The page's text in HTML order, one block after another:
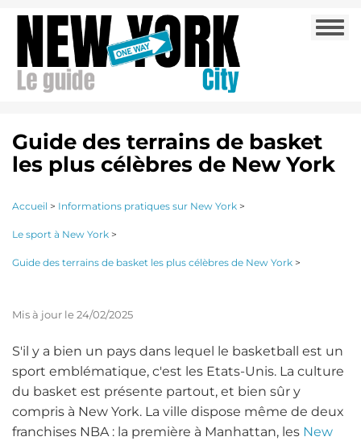
Aller
contenu
principal
Guide des terrains de basket
les plus célèbres de New York
Accueil > Informations pratiques sur New York >
Le sport à New York >
Guide des terrains de basket les plus célèbres de New York >
Mis à jour le 24/02/2025
S'il y a bien un pays dans lequel le basketball est un
sport emblématique, c'est les Etats-Unis. La culture
du basket est présente partout, et bien sûr y
compris à New York. La ville dispose même de deux
franchises NBA : la première à Manhattan, les New